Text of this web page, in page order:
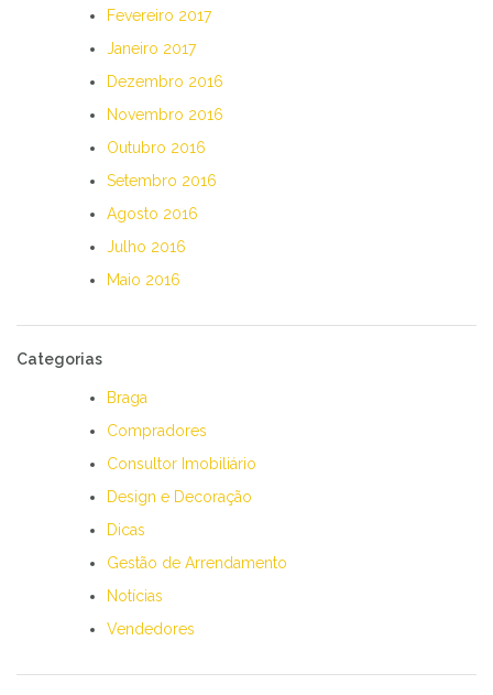
Fevereiro 2017
Janeiro 2017
Dezembro 2016
Novembro 2016
Outubro 2016
Setembro 2016
Agosto 2016
Julho 2016
Maio 2016
Categorias
Braga
Compradores
Consultor Imobiliário
Design e Decoração
Dicas
Gestão de Arrendamento
Notícias
Vendedores